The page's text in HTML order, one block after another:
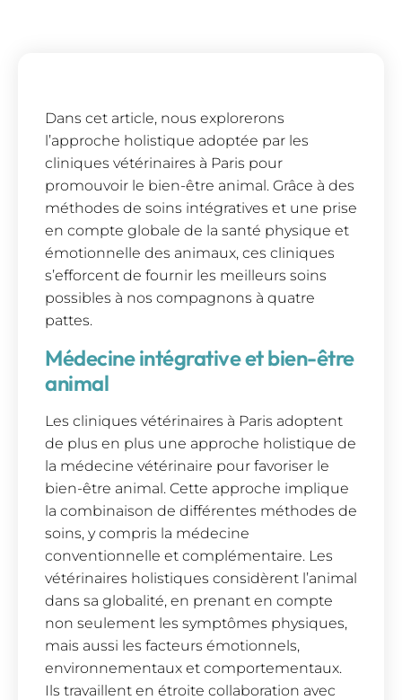
Dans cet article, nous explorerons
l’approche holistique adoptée par les
cliniques vétérinaires à Paris pour
promouvoir le bien-être animal. Grâce à des
méthodes de soins intégratives et une prise
en compte globale de la santé physique et
émotionnelle des animaux, ces cliniques
s’efforcent de fournir les meilleurs soins
possibles à nos compagnons à quatre
pattes.
Médecine intégrative et bien-être
animal
Les cliniques vétérinaires à Paris adoptent
de plus en plus une approche holistique de
la médecine vétérinaire pour favoriser le
bien-être animal. Cette approche implique
la combinaison de différentes méthodes de
soins, y compris la médecine
conventionnelle et complémentaire. Les
vétérinaires holistiques considèrent l’animal
dans sa globalité, en prenant en compte
non seulement les symptômes physiques,
mais aussi les facteurs émotionnels,
environnementaux et comportementaux.
Ils travaillent en étroite collaboration avec